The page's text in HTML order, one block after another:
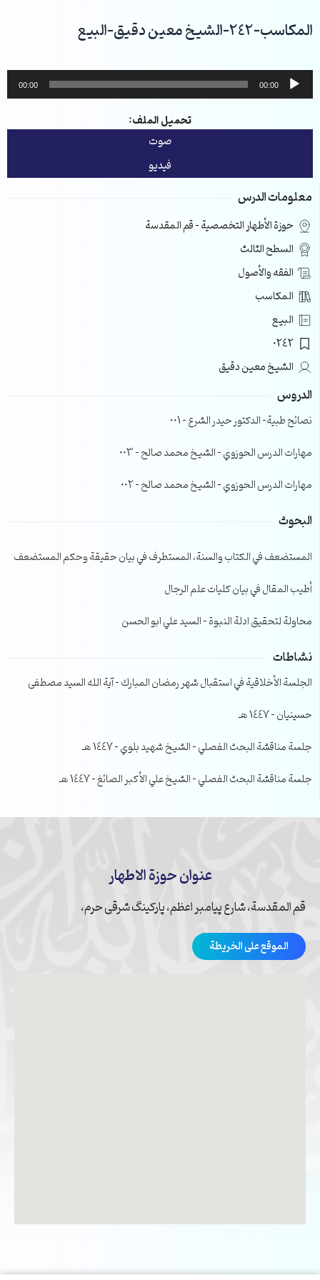
إلىالمكاسب-242-الشيخ معين دقيق-البيع
مشغل
الصوت
00:00
00:00
تحميل الملف:
صوت
فيديو
معلومات الدرس
حوزة الأطهار التخصصية – قم المقدسة
السطح الثالث
الفقه والأصول
المكاسب
البيع
0242
الشيخ معين دقيق
الدروس
نصائح طبية- الدكتور حيدر الشرع – 001
مهارات الدرس الحوزوي – الشيخ محمد صالح – 003
مهارات الدرس الحوزوي – الشيخ محمد صالح – 002
البحوث
المستضعف في الكتاب والسنة، المستطرف في بيان حقيقة وحكم المستضعف
أطيب المقال في بيان كليات علم الرجال
محاولة لتحقيق ادلة النبوة – السيد علي ابو الحسن
نشاطات
الجلسة الأخلاقية في استقبال شهر رمضان المبارك – آية الله السيد مصطفى
حسينيان – 1447 هـ
جلسة مناقشة البحث الفصلي – الشيخ شهيد بلوي – 1447 هـ
جلسة مناقشة البحث الفصلي – الشيخ علي الأكبر الصائغ – 1447 هـ
عنوان حوزة الاطهار
قم المقدسة، شارع پیامبر اعظم، پارکینگ شرقی حرم،
الموقع على الخريطة